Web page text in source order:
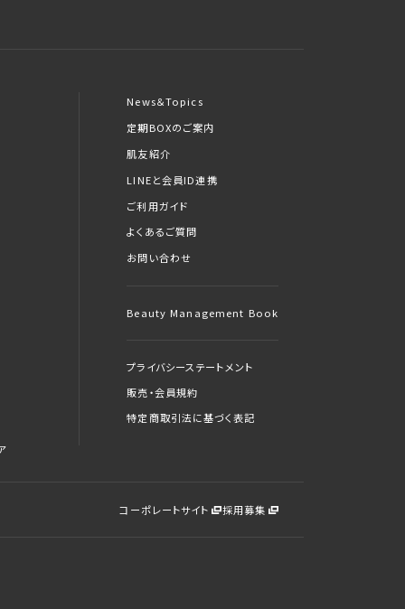
News＆Topics
定期BOXのご案内
肌友紹介
LINEと会員ID連携
ご利用ガイド
よくあるご質問
お問い合わせ
Beauty Management Book
プライバシーステートメント
販売・会員規約
特定商取引法に基づく表記
コーポレートサイト 採用募集